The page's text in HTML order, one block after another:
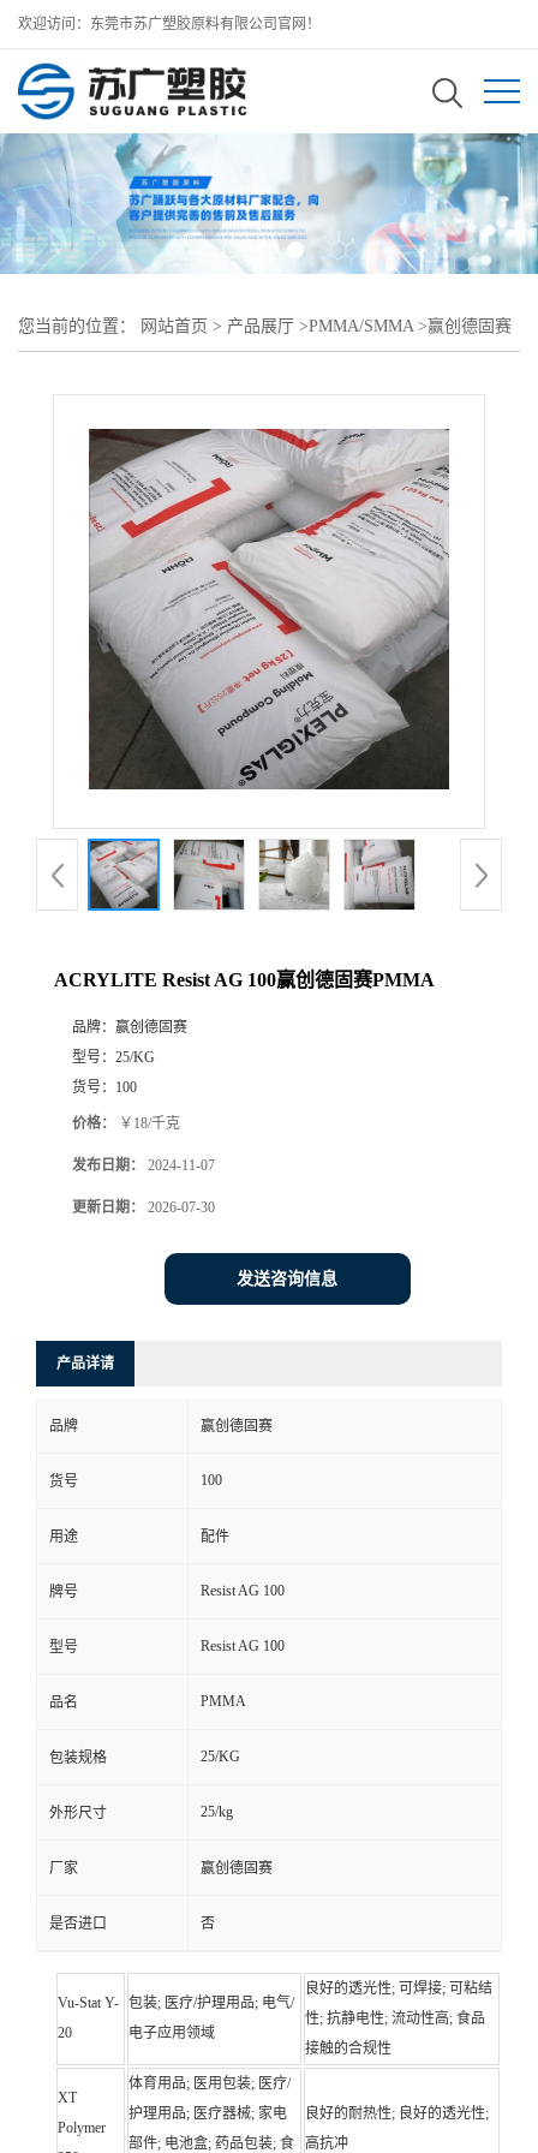
欢迎访问：东莞市苏广塑胶原料有限公司官网！
您当前的位置： 网站首页 > 产品展厅 >PMMA/SMMA >赢创德固赛
ACRYLITE Resist AG 100赢创德固赛PMMA
品牌： 赢创德固赛
型号： 25/KG
货号： 100
价格： ￥18/千克
发布日期： 2024-11-07
更新日期： 2026-07-30
发送咨询信息
产品详请
品牌 赢创德固赛
货号 100
用途 配件
牌号 Resist AG 100
型号 Resist AG 100
品名 PMMA
包装规格 25/KG
外形尺寸 25/kg
厂家 赢创德固赛
是否进口 否
Vu-Stat Y-
20
包装; 医疗/护理用品; 电气/
电子应用领域
良好的透光性; 可焊接; 可粘结
性; 抗静电性; 流动性高; 食品
接触的合规性
XT
Polymer
体育用品; 医用包装; 医疗/
护理用品; 医疗器械; 家电
部件; 电池盒; 药品包装; 食
良好的耐热性; 良好的透光性;
高抗冲